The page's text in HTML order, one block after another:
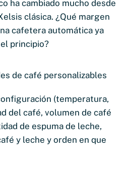
ha cambiado mucho desde
clásica. ¿Qué margen
cafetera automática ya
principio?
de café personalizables
(temperatura,
del café, volumen de café
de espuma de leche,
y leche y orden en que